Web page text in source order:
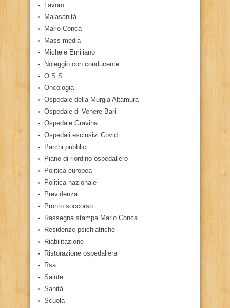
Lavoro
Malasanità
Mario Conca
Mass-media
Michele Emiliano
Noleggio con conducente
O.S.S.
Oncologia
Ospedale della Murgia Altamura
Ospedale di Venere Bari
Ospedale Gravina
Ospedali esclusivi Covid
Parchi pubblici
Piano di riordino ospedaliero
Politica europea
Politica nazionale
Previdenza
Pronto soccorso
Rassegna stampa Mario Conca
Residenze psichiatriche
Riabilitazione
Ristorazione ospedaliera
Rsa
Salute
Sanità
Scuola